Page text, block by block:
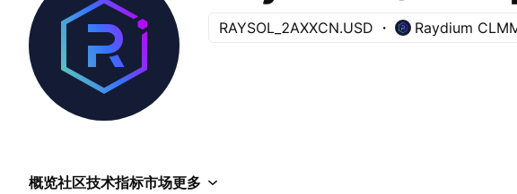
RAYSOL_2AXXCN.USD Raydium
概览社区技术指标市场更多